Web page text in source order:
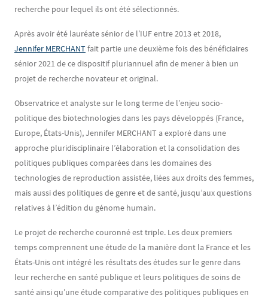
recherche pour lequel ils ont été sélectionnés.
Après avoir été lauréate sénior de l’IUF entre 2013 et 2018,
Jennifer MERCHANTfait partie une deuxième fois des bénéficiaires
sénior 2021 de ce dispositif pluriannuel afin de mener à bien un
projet de recherche novateur et original.
Observatrice et analyste sur le long terme de l’enjeu socio-
politique des biotechnologies dans les pays développés (France,
Europe, États-Unis), Jennifer MERCHANT a exploré dans une
approche pluridisciplinaire l’élaboration et la consolidation des
politiques publiques comparées dans les domaines des
technologies de reproduction assistée, liées aux droits des femmes,
mais aussi des politiques de genre et de santé, jusqu’aux questions
relatives à l’édition du génome humain.
Le projet de recherche couronné est triple. Les deux premiers
temps comprennent une étude de la manière dont la France et les
États-Unis ont intégré les résultats des études sur le genre dans
leur recherche en santé publique et leurs politiques de soins de
santé ainsi qu’une étude comparative des politiques publiques en